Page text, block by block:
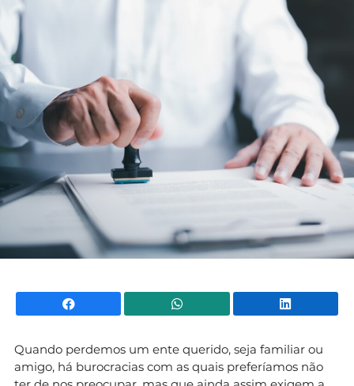
Facebook WhatsApp
Quando perdemos um ente querido, seja familiar ou
amigo, há burocracias com as quais preferíamos não